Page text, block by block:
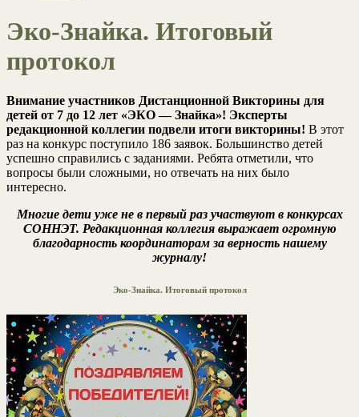
Эко-Знайка. Итоговый
протокол
Внимание участников Дистанционной Викторины для
детей от 7 до 12 лет «ЭКО — Знайка»! Эксперты
редакционной коллегии подвели итоги викторины! В этот
раз на конкурс поступило 186 заявок. Большинство детей
успешно справились с заданиями. Ребята отметили, что
вопросы были сложными, но отвечать на них было
интересно.
Многие дети уже не в первый раз участвуют в конкурсах
СОННЭТ. Редакционная коллегия выражает огромную
благодарность координаторам за верность нашему
журналу!
Эко-Знайка. Итоговый протокол